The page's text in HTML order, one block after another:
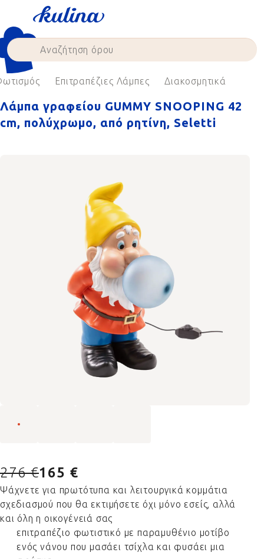
content
Επιτραπέζιες Λάμπες Διακοσμητικά
Λάμπα γραφείου GUMMY SNOOPING 42
cm, πολύχρωμο, από ρητίνη, Seletti
276 €165 €
Ψάχνετε για πρωτότυπα και λειτουργικά κομμάτια
σχεδιασμού που θα εκτιμήσετε όχι μόνο εσείς, αλλά
και όλη η οικογένειά σας
επιτραπέζιο φωτιστικό με παραμυθένιο μοτίβο
ενός νάνου που μασάει τσίχλα και φυσάει μια